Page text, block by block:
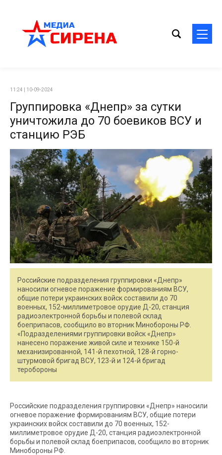
11:24 | 10-09-2024
Группировка «Днепр» за сутки
уничтожила до 70 боевиков ВСУ и
станцию РЭБ
Российские подразделения группировки «Днепр»
наносили огневое поражение формированиям ВСУ,
общие потери украинских войск составили до 70
военных, 152-миллиметровое орудие Д-20, станция
радиоэлектронной борьбы и полевой склад
боеприпасов, сообщило во вторник Минобороны РФ.
«Подразделениями группировки войск «Днепр»
нанесено поражение живой силе и технике 150-й
механизированной, 141-й пехотной, 128-й горно-
штурмовой бригад ВСУ, 123-й и 124-й бригад
теробороны
Российские подразделения группировки «Днепр» наносили
огневое поражение формированиям ВСУ, общие потери
украинских войск составили до 70 военных, 152-
миллиметровое орудие Д-20, станция радиоэлектронной
борьбы и полевой склад боеприпасов, сообщило во вторник
Минобороны РФ.